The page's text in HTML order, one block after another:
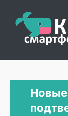
Новые